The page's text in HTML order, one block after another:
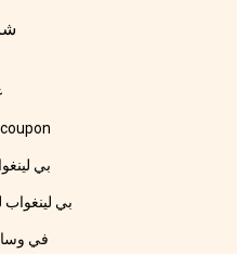
بي
بي لينغواب
في